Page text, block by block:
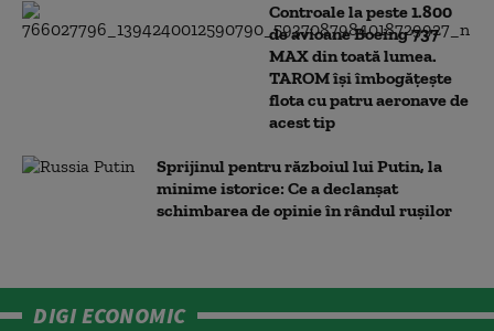
Controale la peste 1.800
de avioane Boeing 737
MAX din toată lumea.
TAROM își îmbogățește
flota cu patru aeronave de
acest tip
Sprijinul pentru războiul lui Putin, la
minime istorice: Ce a declanșat
schimbarea de opinie în rândul rușilor
DIGI ECONOMIC